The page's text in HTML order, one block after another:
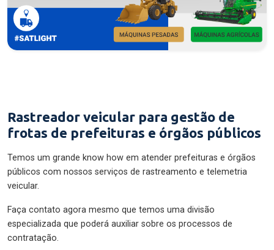
Rastreador veicular para gestão de
frotas de prefeituras e órgãos públicos
Temos um grande know how em atender prefeituras e órgãos
públicos com nossos serviços de rastreamento e telemetria
veicular.
Faça contato agora mesmo que temos uma divisão
especializada que poderá auxiliar sobre os processos de
contratação.